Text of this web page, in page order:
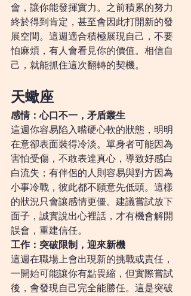
會，讓你能發揮實力。之前積累的努力
終於得到肯定，甚至會因此打開新的發
展空間。這週適合積極展現自己，不要
怕麻煩，有人會看見你的價值。相信自
己，就能抓住這次翻轉的契機。
天蠍座
感情：心口不一，矛盾叢生
這週你容易陷入嘴硬心軟的狀態，明明
在意卻表面裝得冷淡。單身者可能因為
害怕受傷，不敢表達真心，導致好感白
白流失；有伴侶的人則容易與對方因為
小事冷戰，彼此都不願意先低頭。這樣
的狀況只會讓感情更僵。建議嘗試放下
面子，誠實說出心裡話，才有機會解開
誤會，重建信任。
工作：突破限制，迎來新機
這週在職場上會出現新的挑戰或責任，
一開始可能讓你有點畏縮，但實際嘗試
後，會發現自己完全能勝任。這是突破